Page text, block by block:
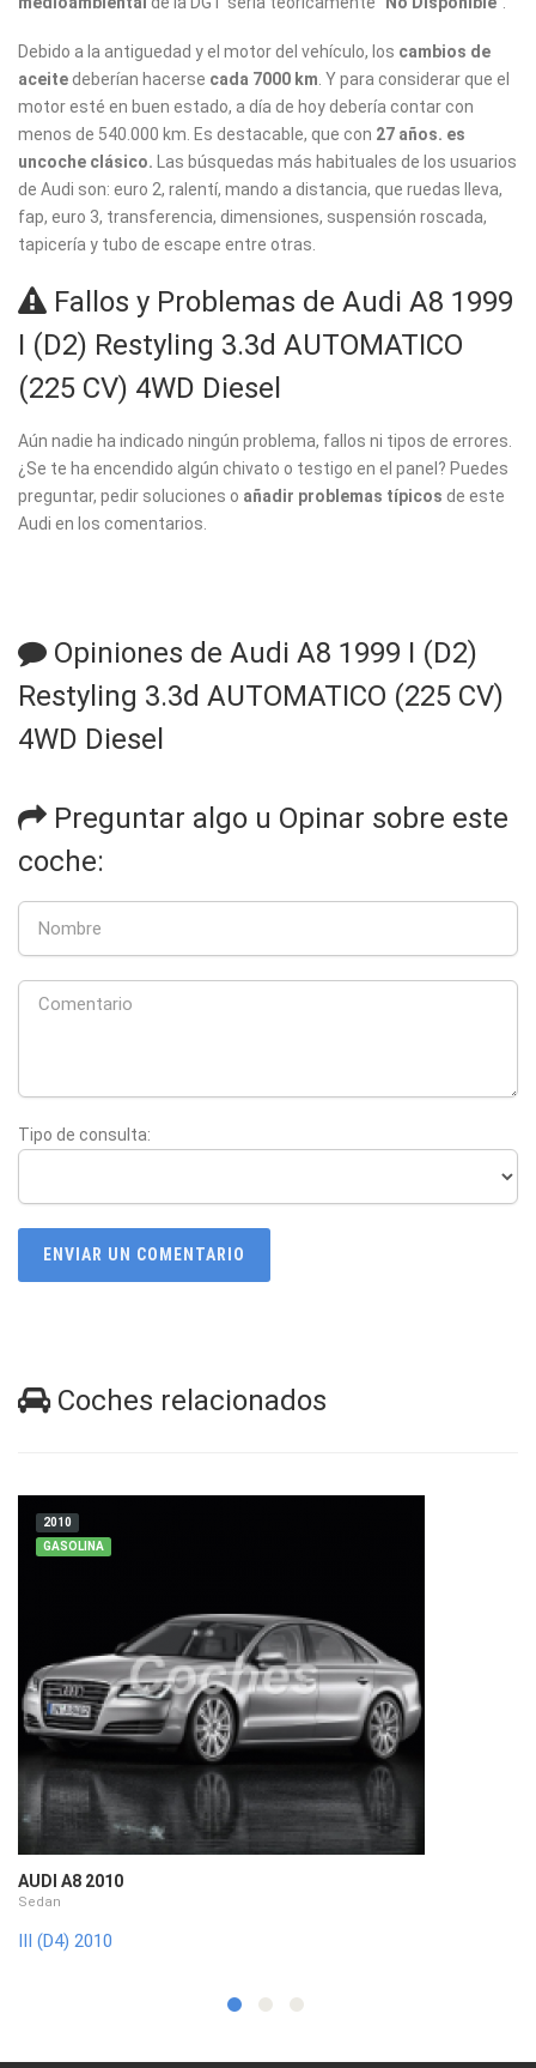
Debido a la antiguedad y el motor del vehículo, los cambios de
aceite deberían hacerse cada 7000 km . Y para considerar que el
motor esté en buen estado, a día de hoy debería contar con
menos de 540.000 km. Es destacable, que con 27 años. es
uncoche clásico. Las búsquedas más habituales de los usuarios
de Audi son: euro 2, ralentí, mando a distancia, que ruedas lleva,
fap, euro 3, transferencia, dimensiones, suspensión roscada,
tapicería y tubo de escape entre otras.
Fallos y Problemas de Audi A8 1999
I (D2) Restyling 3.3d AUTOMATICO
(225 CV) 4WD Diesel
Aún nadie ha indicado ningún problema, fallos ni tipos de errores.
¿Se te ha encendido algún chivato o testigo en el panel? Puedes
preguntar, pedir soluciones o añadir problemas típicos de este
Audi en los comentarios.
Opiniones de Audi A8 1999 I (D2)
Restyling 3.3d AUTOMATICO (225 CV)
4WD Diesel
Preguntar algo u Opinar sobre este
coche:
Tipo de consulta:
ENVIAR UN COMENTARIO
Coches relacionados
2010
GASOLINA
AUDI A8 2010
Sedan
III (D4) 2010